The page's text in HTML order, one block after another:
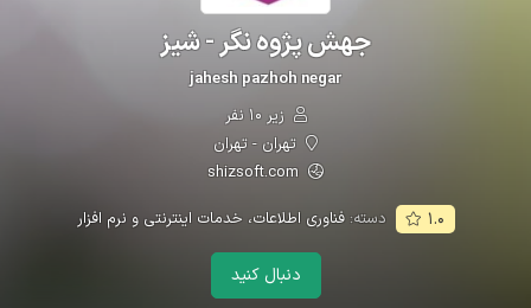
جهش پژوه نگر - شیز
jahesh pazhoh negar
زیر ۱۰ نفر
تهران - تهران
۱.۰ دسته:فناوری اطلاعات، خدمات اینترنتی و نرم افزار
دنبال کنید